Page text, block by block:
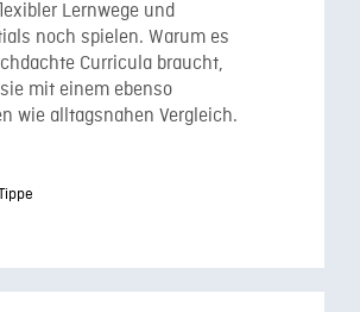
Lernwege und
noch spielen. Warum es
Curricula braucht,
mit einem ebenso
wie alltagsnahen Vergleich.